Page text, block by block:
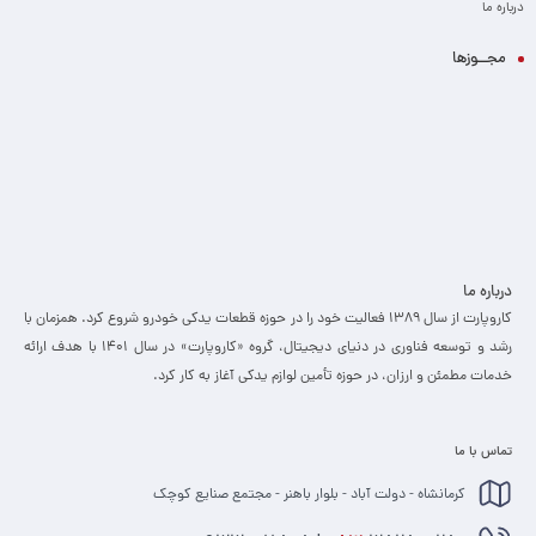
درباره ما
مجــوزها
درباره ما
کاروپارت از سال ۱۳۸۹ فعالیت خود را در حوزه قطعات یدکی خودرو شروع کرد. همزمان با
رشد و توسعه فناوری در دنیای دیجیتال، گروه «کاروپارت» در سال ۱۴۰۱ با هدف ارائه
خدمات مطمئن و ارزان، ­در حوزه تأمین لوازم یدکی آغاز به کار کرد.
تماس با ما
کرمانشاه - دولت آباد - بلوار باهنر - مجتمع صنایع کوچک